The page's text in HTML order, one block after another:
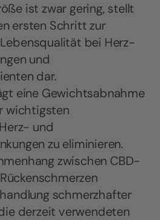
ist zwar gering, stellt
ersten Schritt zur
bei Herz-
und
dar.
eine Gewichtsabnahme
wichtigsten
und
zu eliminieren.
zwischen CBD-
schmerzhafter
derzeit verwendeten